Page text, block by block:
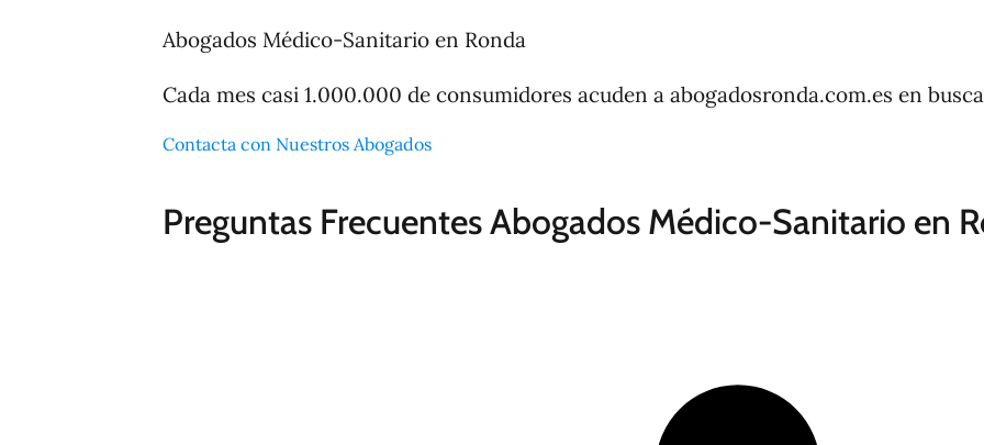
Abogados Médico-Sanitario en Ronda
Cada mes casi 1.000.000 de consumidores acuden a abogadosronda.com.es en
Contacta con Nuestros Abogados
Preguntas Frecuentes Abogados Médico-Sanitario en